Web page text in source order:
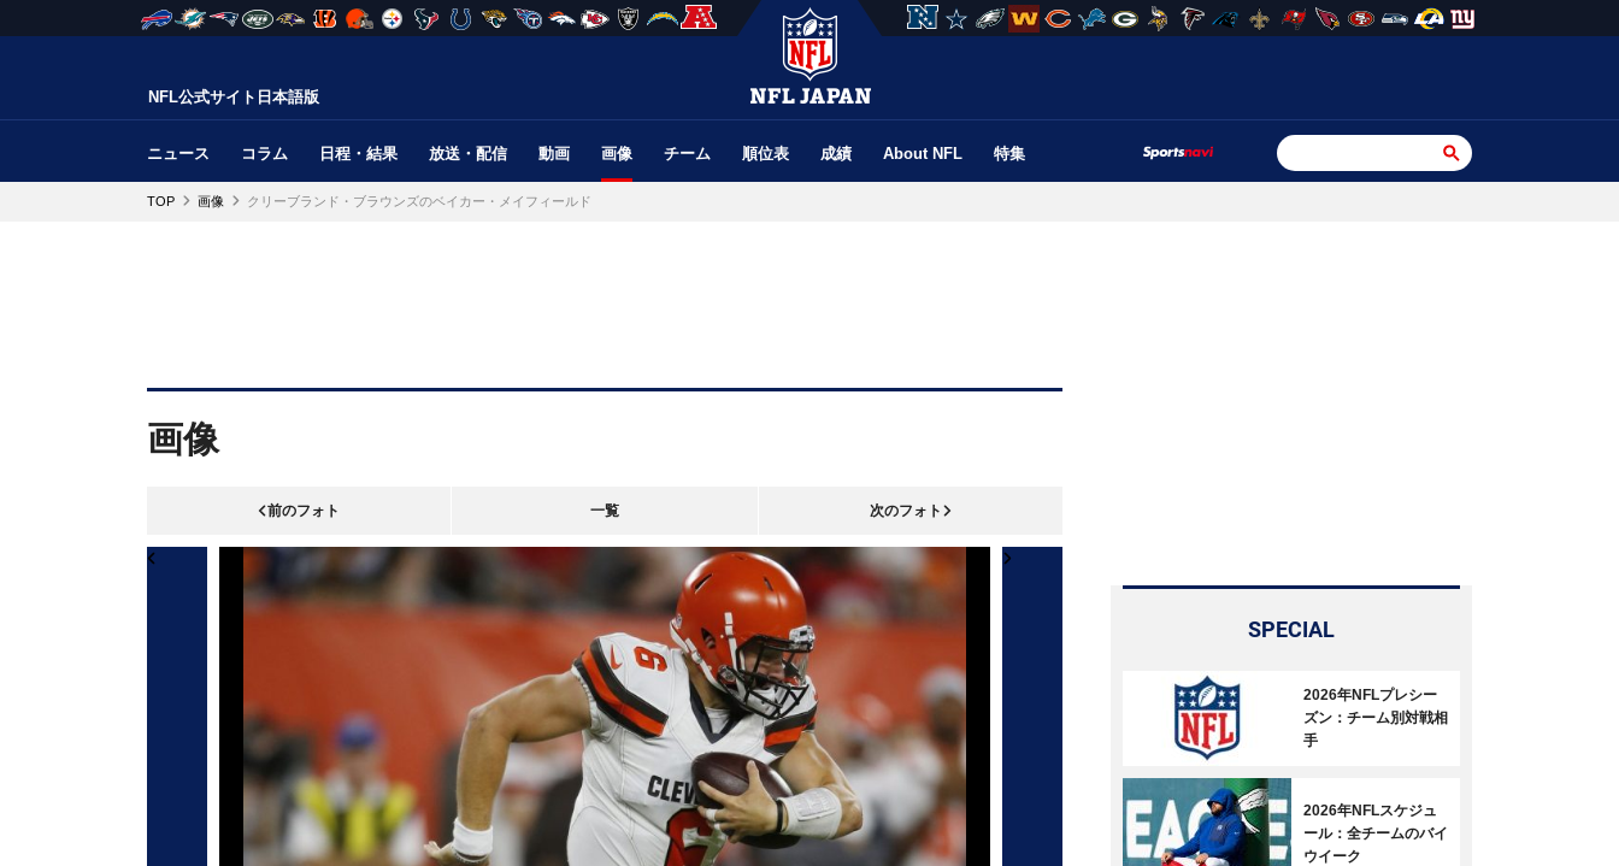
NFL公式サイト日本語版
ニュース コラム 日程・結果 放送・配信 動画 画像 チーム 順位表 成績 About NFL 特集
TOP 画像 クリーブランド・ブラウンズのベイカー・メイフィールド
画像
前のフォト 一覧 次のフォト
SPECIAL
2026年NFLプレシー
ズン：チーム別対戦相
手
2026年NFLスケジュ
ール：全チームのバイ
ウイーク